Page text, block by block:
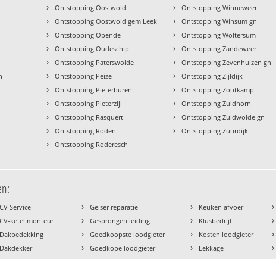
› Ontstopping Oostwold
› Ontstopping Oostwold gem Leek
› Ontstopping Opende
› Ontstopping Oudeschip
› Ontstopping Paterswolde
› Ontstopping Peize
› Ontstopping Pieterburen
› Ontstopping Pieterzijl
› Ontstopping Rasquert
› Ontstopping Roden
› Ontstopping Roderesch
› Ontstopping Winneweer
› Ontstopping Winsum gn
› Ontstopping Woltersum
› Ontstopping Zandeweer
› Ontstopping Zevenhuizen gn
› Ontstopping Zijldijk
› Ontstopping Zoutkamp
› Ontstopping Zuidhorn
› Ontstopping Zuidwolde gn
› Ontstopping Zuurdijk
CV Service
CV-ketel monteur
Dakbedekking
Dakdekker
› Geiser reparatie
› Gesprongen leiding
› Goedkoopste loodgieter
› Goedkope loodgieter
› Keuken afvoer
› Klusbedrijf
› Kosten loodgieter
› Lekkage
›
›
›
›